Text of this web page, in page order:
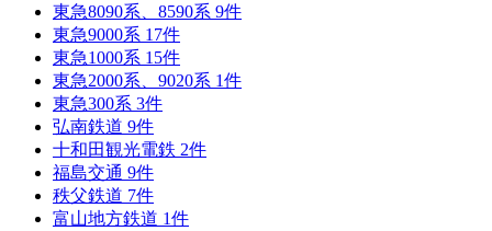
東急8090系、8590系 9件
東急9000系 17件
東急1000系 15件
東急2000系、9020系 1件
東急300系 3件
弘南鉄道 9件
十和田観光電鉄 2件
福島交通 9件
秩父鉄道 7件
富山地方鉄道 1件